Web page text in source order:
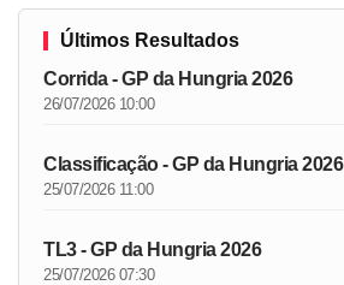
Últimos Resultados
Corrida - GP da Hungria 2026
26/07/2026 10:00
Classificação - GP da Hungria 2026
25/07/2026 11:00
TL3 - GP da Hungria 2026
25/07/2026 07:30